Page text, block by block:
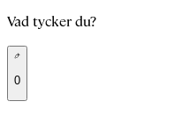
Vad tycker du?
0